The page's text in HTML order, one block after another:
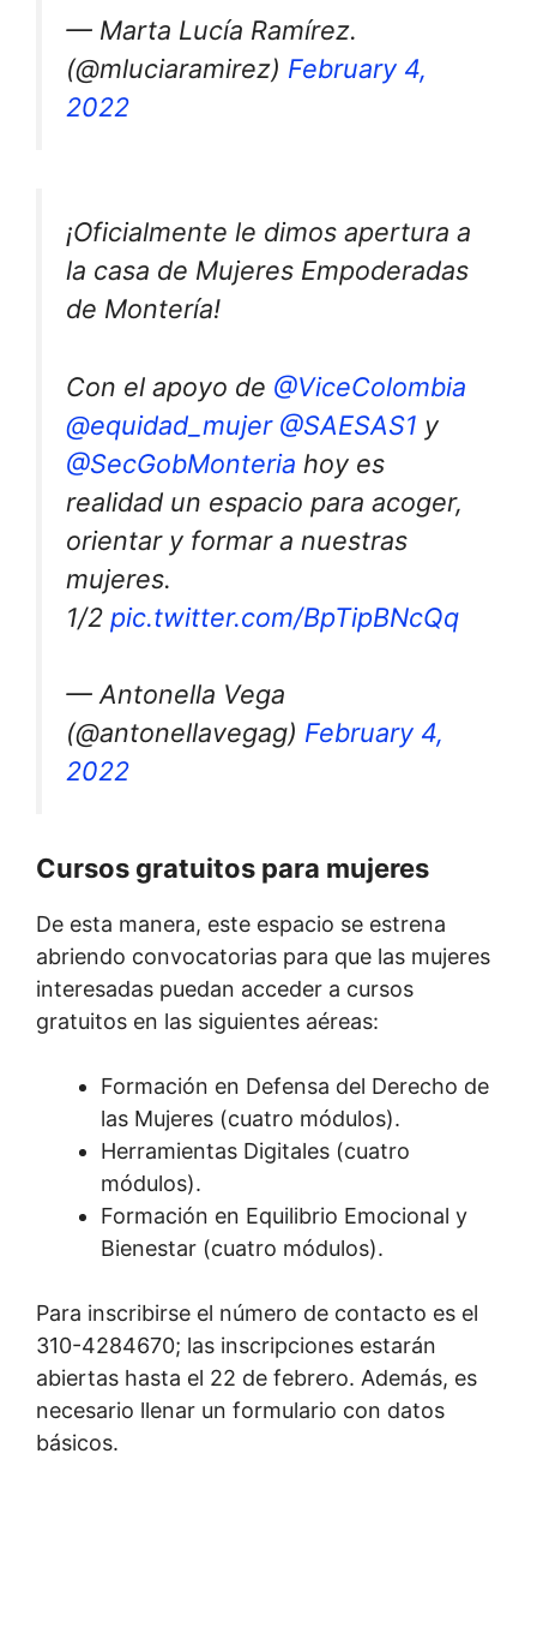
— Marta Lucía Ramírez.
(@mluciaramirez) February 4,
2022
¡Oficialmente le dimos apertura a
la casa de Mujeres Empoderadas
de Montería!
Con el apoyo de @ViceColombia
@equidad_mujer @SAESAS1 y
@SecGobMonteria hoy es
realidad un espacio para acoger,
orientar y formar a nuestras
mujeres.
1/2 pic.twitter.com/BpTipBNcQq
— Antonella Vega
(@antonellavegag) February 4,
2022
Cursos gratuitos para mujeres
De esta manera, este espacio se estrena
abriendo convocatorias para que las mujeres
interesadas puedan acceder a cursos
gratuitos en las siguientes aéreas:
Formación en Defensa del Derecho de
las Mujeres (cuatro módulos).
Herramientas Digitales (cuatro
módulos).
Formación en Equilibrio Emocional y
Bienestar (cuatro módulos).
Para inscribirse el número de contacto es el
310-4284670; las inscripciones estarán
abiertas hasta el 22 de febrero. Además, es
necesario llenar un formulario con datos
básicos.